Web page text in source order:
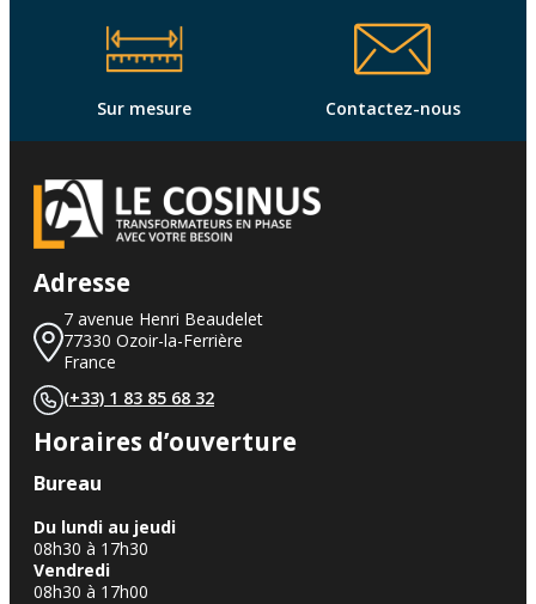
Sur mesure Contactez-nous
Adresse
7 avenue Henri Beaudelet
77330 Ozoir-la-Ferrière
France
(+33) 1 83 85 68 32
Horaires d’ouverture
Bureau
Du lundi au jeudi
08h30 à 17h30
Vendredi
08h30 à 17h00